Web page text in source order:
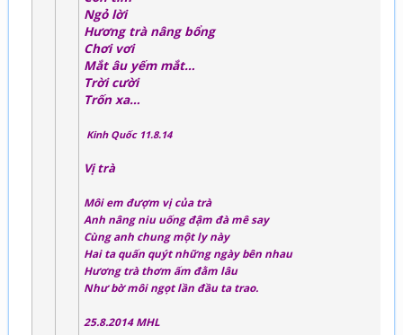
Ngỏ lời
Hương trà nâng bổng
Chơi vơi
Mắt âu yếm mắt…
Trời cười
Trốn xa…
Kinh Quốc 11.8.14
Vị trà
Môi em đượm vị của trà
Anh nâng niu uống đậm đà mê say
Cùng anh chung một ly này
Hai ta quấn quýt những ngày bên nhau
Hương trà thơm ấm đằm lâu
Như bờ môi ngọt lần đầu ta trao.
25.8.2014 MHL